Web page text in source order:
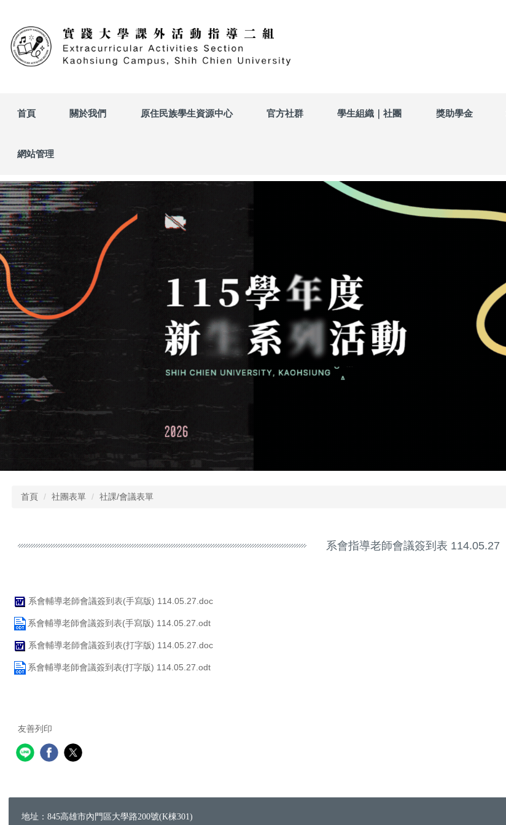
主
要
內
首頁 關於我們 原住民族學生資源中心 官方社群 學生組織｜社團 獎助學金
網站管理
首頁 社團表單 社課/會議表單
系會指導老師會議簽到表 114.05.27
系會輔導老師會議簽到表(手寫版) 114.05.27.doc
系會輔導老師會議簽到表(手寫版) 114.05.27.odt
系會輔導老師會議簽到表(打字版) 114.05.27.doc
系會輔導老師會議簽到表(打字版) 114.05.27.odt
友善列印
地址：845高雄市內門區大學路200號(K棟301)